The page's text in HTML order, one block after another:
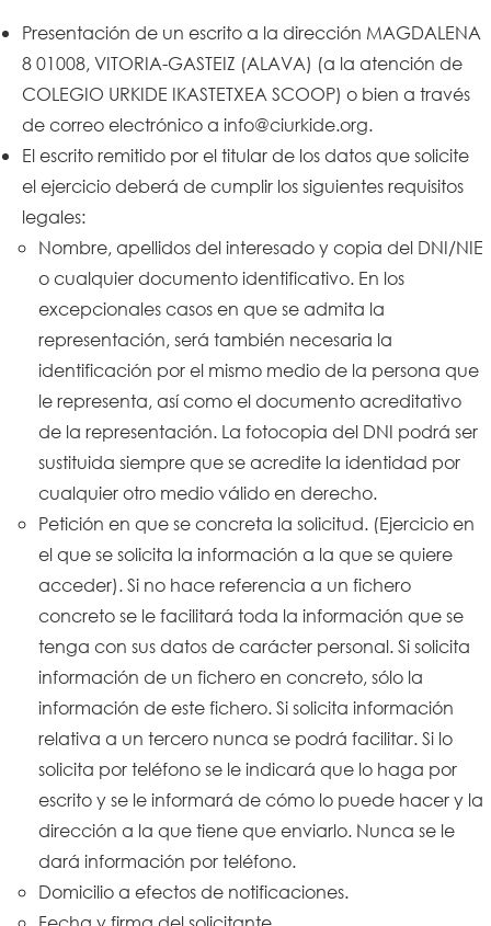
Presentación de un escrito a la dirección MAGDALENA
8 01008, VITORIA-GASTEIZ (ALAVA) (a la atención de
COLEGIO URKIDE IKASTETXEA SCOOP) o bien a través
de correo electrónico a info@ciurkide.org.
El escrito remitido por el titular de los datos que solicite
el ejercicio deberá de cumplir los siguientes requisitos
legales:
Nombre, apellidos del interesado y copia del DNI/NIE
o cualquier documento identificativo. En los
excepcionales casos en que se admita la
representación, será también necesaria la
identificación por el mismo medio de la persona que
le representa, así como el documento acreditativo
de la representación. La fotocopia del DNI podrá ser
sustituida siempre que se acredite la identidad por
cualquier otro medio válido en derecho.
Petición en que se concreta la solicitud. (Ejercicio en
el que se solicita la información a la que se quiere
acceder). Si no hace referencia a un fichero
concreto se le facilitará toda la información que se
tenga con sus datos de carácter personal. Si solicita
información de un fichero en concreto, sólo la
información de este fichero. Si solicita información
relativa a un tercero nunca se podrá facilitar. Si lo
solicita por teléfono se le indicará que lo haga por
escrito y se le informará de cómo lo puede hacer y la
dirección a la que tiene que enviarlo. Nunca se le
dará información por teléfono.
Domicilio a efectos de notificaciones.